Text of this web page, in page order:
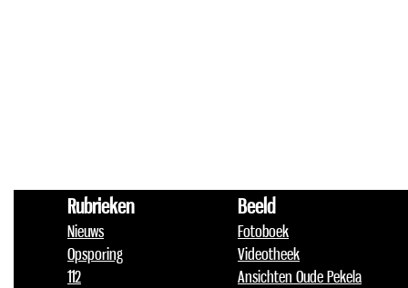
Rubrieken
Nieuws
Opsporing
112
Beeld
Fotoboek
Videotheek
Ansichten Oude Pekela